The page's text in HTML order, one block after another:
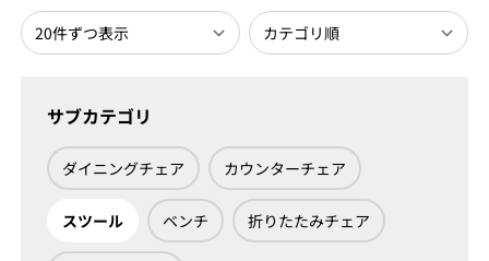
サブカテゴリ
ダイニングチェア カウンターチェア
スツール ベンチ 折りたたみチェア